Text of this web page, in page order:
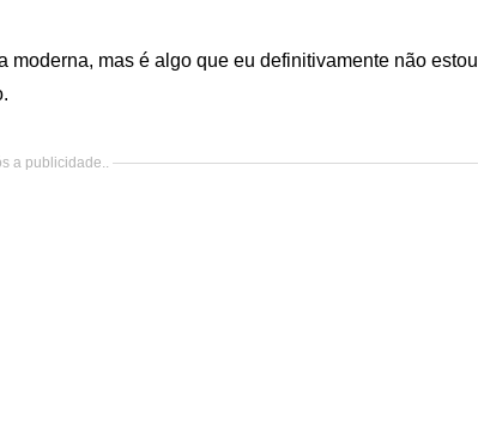
mas é algo que eu definitivamente não estou
a publicidade..